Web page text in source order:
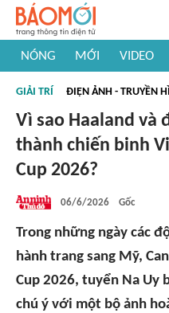
NÓNG MỚI VIDEO
#Khám phá thế giới
GIẢI TRÍ ĐIỆN ẢNH - TRUYỀN
Vì sao Haaland và
thành chiến binh
Cup 2026?
06/6/2026 Gốc
Trong những ngày các
hành trang sang Mỹ,
Cup 2026, tuyển Na
chú ý với một bộ ảnh